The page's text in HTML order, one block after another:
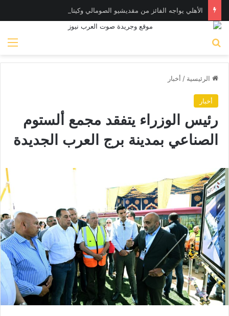
الرئيسية / أخبار
أخبار
رئيس الوزراء يتفقد مجمع ألستوم
الصناعي بمدينة برج العرب الجديدة